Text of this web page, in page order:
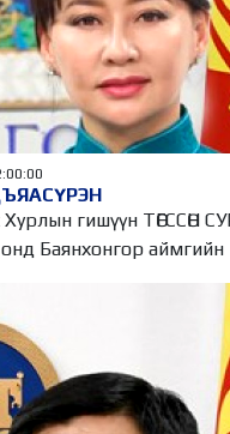
ТӨГССӨН СУРГУУЛЬ,
МЭРГЭЖИЛ 1992 онд Баянхонгор аймгийн